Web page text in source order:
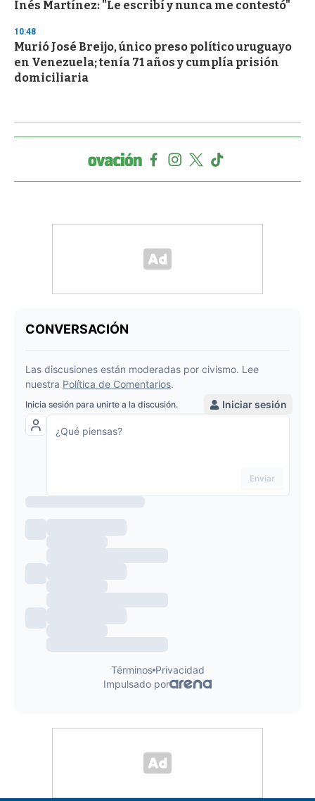
Inés Martínez: "Le escribí y nunca me contestó"
10:48
Murió José Breijo, único preso político uruguayo
en Venezuela; tenía 71 años y cumplía prisión
domiciliaria